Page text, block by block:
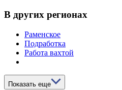
В других регионах
Раменское
Подработка
Работа вахтой
Показать еще